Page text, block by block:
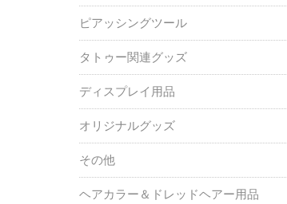
ピアッシングツール
タトゥー関連グッズ
ディスプレイ用品
オリジナルグッズ
その他
ヘアカラー＆ドレッドヘアー用品